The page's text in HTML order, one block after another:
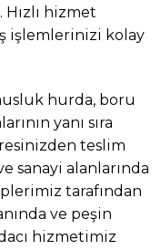
hizmet
işlemlerinizi kolay
hurda, boru
yanı sıra
teslim
sanayi alanlarında
tarafından
ve peşin
hizmetimiz